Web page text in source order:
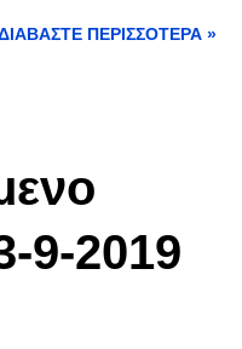
ΠΕΡΙΣΣΌΤΕΡΑ »
9-2019